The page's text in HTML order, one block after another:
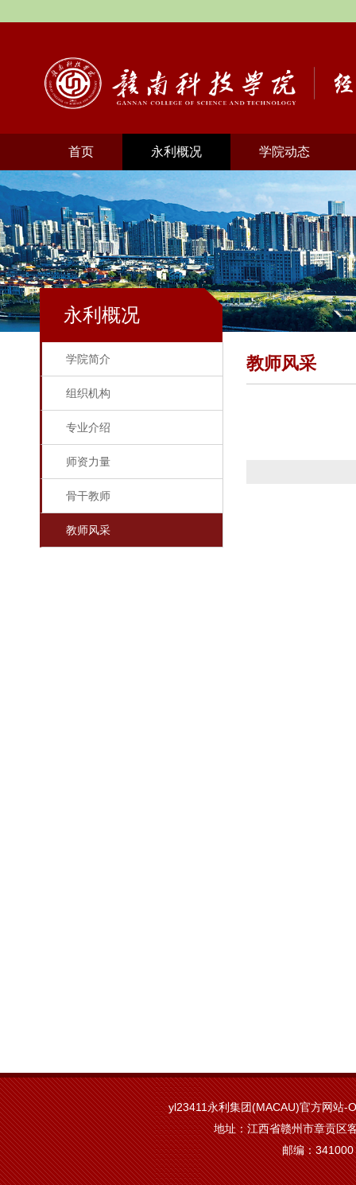
首页 永利概况 学院动态
永利概况
学院简介
组织机构
专业介绍
师资力量
骨干教师
教师风采
教师风采
yl23411永利集团(MACAU)官方网站-
地址：江西省赣州市章贡区
邮编：341000